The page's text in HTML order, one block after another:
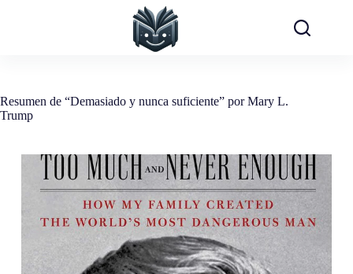
Resumen de “Demasiado y nunca suficiente” por Mary L.
Trump